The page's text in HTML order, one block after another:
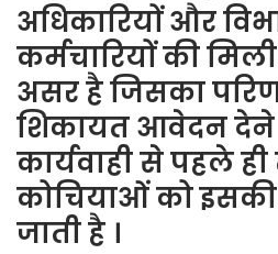
अधिकारियों और
कर्मचारियों की
असर है जिसका
शिकायत आवेदन देने
कार्यवाही से पहले
कोचियाओं को
जाती है ।